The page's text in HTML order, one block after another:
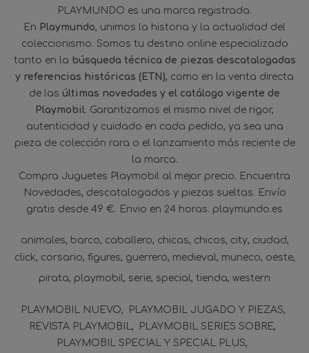
PLAYMUNDO es una marca registrada.
En Playmundo, unimos la historia y la actualidad del
coleccionismo. Somos tu destino online especializado
tanto en la búsqueda técnica de piezas descatalogadas
y referencias históricas (ETN), como en la venta directa
de las últimas novedades y el catálogo vigente de
Playmobil. Garantizamos el mismo nivel de rigor,
autenticidad y cuidado en cada pedido, ya sea una
pieza de colección rara o el lanzamiento más reciente de
la marca.
Compra Juguetes Playmobil al mejor precio. Encuentra
Novedades, descatalogados y piezas sueltas. Envío
gratis desde 49 €. Envio en 24 horas. playmundo.es
animales barco caballero chicas chicos city ciudad
click corsario figures guerrero medieval muneco oeste
pirata playmobil serie special tienda western
PLAYMOBIL NUEVO
PLAYMOBIL JUGADO Y PIEZAS
REVISTA PLAYMOBIL
PLAYMOBIL SERIES SOBRE
PLAYMOBIL SPECIAL Y SPECIAL PLUS